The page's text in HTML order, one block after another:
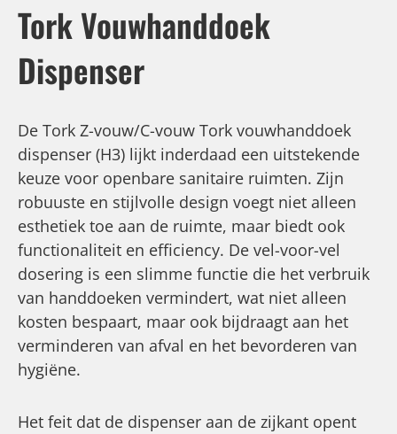
Tork Vouwhanddoek
Dispenser
De Tork Z-vouw/C-vouw Tork vouwhanddoek
dispenser (H3) lijkt inderdaad een uitstekende
keuze voor openbare sanitaire ruimten. Zijn
robuuste en stijlvolle design voegt niet alleen
esthetiek toe aan de ruimte, maar biedt ook
functionaliteit en efficiency. De vel-voor-vel
dosering is een slimme functie die het verbruik
van handdoeken vermindert, wat niet alleen
kosten bespaart, maar ook bijdraagt aan het
verminderen van afval en het bevorderen van
hygiëne.
Het feit dat de dispenser aan de zijkant opent